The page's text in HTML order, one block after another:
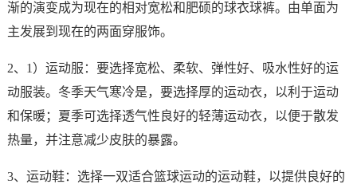
渐的演变成为现在的相对宽松和肥硕的球衣球裤。由单面为
主发展到现在的两面穿服饰。
2、1）运动服：要选择宽松、柔软、弹性好、吸水性好的运
动服装。冬季天气寒冷是，要选择厚的运动衣，以利于运动
和保暖；夏季可选择透气性良好的轻薄运动衣，以便于散发
热量，并注意减少皮肤的暴露。
3、运动鞋：选择一双适合篮球运动的运动鞋，以提供良好的